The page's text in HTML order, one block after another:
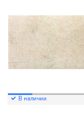
В наличии